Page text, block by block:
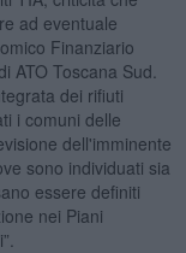
ad eventuale
Finanziario
ATO Toscana Sud.
dei rifiuti
i comuni delle
dell'imminente
sono individuati sia
essere definiti
nei Piani